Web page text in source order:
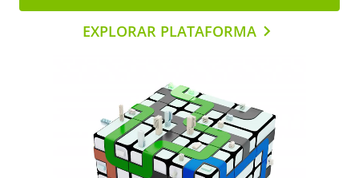
EXPLORAR PLATAFORMA